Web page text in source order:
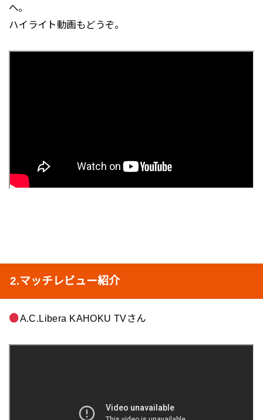
へ。
ハイライト動画もどうぞ。
2.マッチレビュー紹介
A.C.Libera KAHOKU TVさん